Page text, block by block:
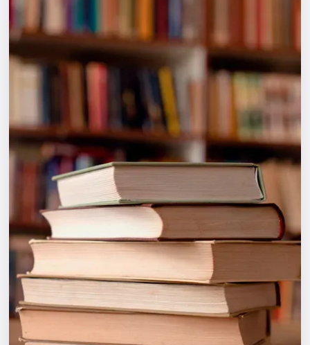
Выставки
Экскурсии
Спорт
Города
Площадки
Артисты
Рейтинги